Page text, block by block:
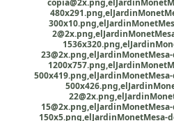
150x5.png,elJardinMonetMesa-